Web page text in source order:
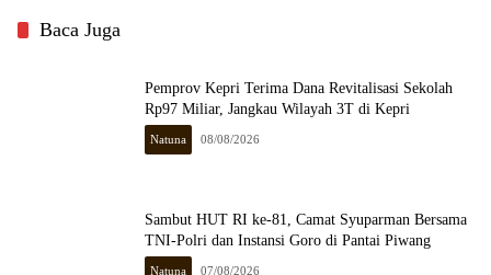
Baca Juga
Pemprov Kepri Terima Dana Revitalisasi Sekolah
Rp97 Miliar, Jangkau Wilayah 3T di Kepri
Natuna 08/08/2026
Sambut HUT RI ke-81, Camat Syuparman Bersama
TNI-Polri dan Instansi Goro di Pantai Piwang
Natuna 07/08/2026